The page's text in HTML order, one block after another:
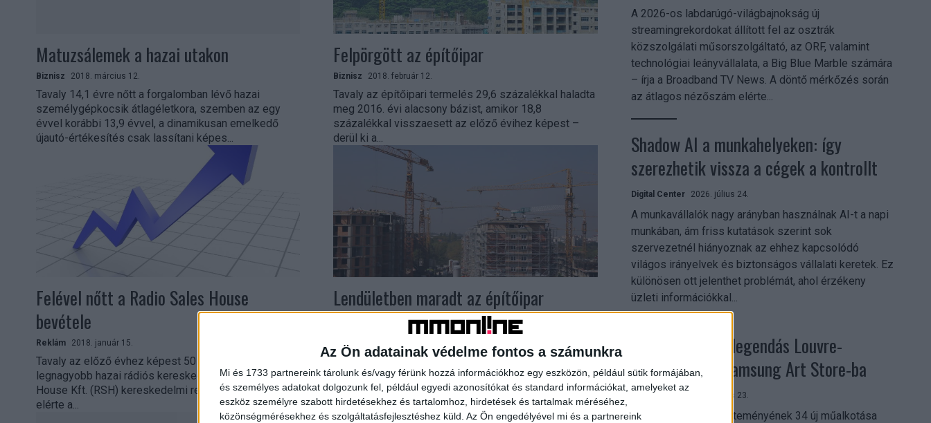
Az Ön adatainak védelme fontos a számunkra
Mi és 1733 partnereink tárolunk és/vagy férünk hozzá információkhoz egy eszközön, például sütik formájában,
és személyes adatokat dolgozunk fel, például egyedi azonosítókat és standard információkat, amelyeket az
eszköz személyre szabott hirdetésekhez és tartalomhoz, hirdetések és tartalmak méréséhez,
közönségmérésekhez és szolgáltatásfejlesztéshez küld. Az Ön engedélyével mi és a partnereink
Matuzsálemek a hazai utakon
Biznisz 2018. március 12.
Tavaly 14,1 évre nőtt a forgalomban lévő hazai
személygépkocsik átlagéletkora, szemben az egy
évvel korábbi 13,9 évvel, a dinamikusan emelkedő
újautó-értékesítés csak lassítani képes...
Felpörgött az építőipar
Biznisz 2018. február 12.
Tavaly az építőipari termelés 29,6 százalékkal haladta
meg 2016. évi alacsony bázist, amikor 18,8
százalékkal visszaesett az előző évihez képest –
derül ki a...
Felével nőtt a Radio Sales House
bevétele
Reklám 2018. január 15.
Tavaly az előző évhez képest 50 százalékkal nőtt a
legnagyobb hazai rádiós kereskedőház, a Radio Sales
House Kft. (RSH) kereskedelmi reklámbevétele, és
elérte a...
Lendületben maradt az építőipar
2017. november 13.
Az építőipari termelés volumene 23,8 százalékkal
meghaladta szeptemberben az egy évvel korábbi,
alacsony bázist, mindkét építményfőcsoport
termelése nőtt, az épületek építéséé 22,9, az egyéb...
A 2026-os labdarúgó-világbajnokság új
streamingrekordokat állított fel az osztrák
közszolgálati műsorszolgáltató, az ORF, valamint
technológiai leányvállalata, a Big Blue Marble számára
– írja a Broadband TV News. A döntő mérkőzés során
az átlagos nézőszám elérte...
Shadow AI a munkahelyeken: így
szerezhetik vissza a cégek a kontrollt
Digital Center 2026. július 24.
A munkavállalók nagy arányban használnak AI-t a napi
munkában, ám friss kutatások szerint sok
szervezetnél hiányoznak az ehhez kapcsolódó
világos irányelvek és biztonságos vállalati keretek. Ez
különösen ott jelenthet problémát, ahol érzékeny
üzleti információkkal...
Megérkezett a legendás Louvre-
gyűjtemény a Samsung Art Store-ba
Digital Center 2026. július 23.
A párizsi Louvre gyűjteményének 34 új műalkotása